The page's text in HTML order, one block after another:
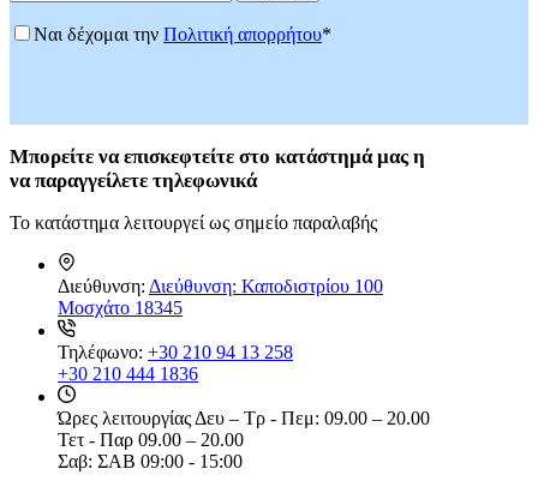
Ναι δέχομαι την Πολιτική απορρήτου*
Μπορείτε να επισκεφτείτε στο κατάστημά μας η
ναπαραγγείλετε τηλεφωνικά
Το κατάστημα λειτουργεί ως σημείο παραλαβής
Διεύθυνση: Διεύθυνση: Καποδιστρίου 100
Μοσχάτο 18345
Τηλέφωνο: +30 210 94 13 258
+30 210 444 1836
Ώρες λειτουργίας Δευ – Τρ - Πεμ: 09.00 – 20.00
Τετ - Παρ 09.00 – 20.00
Σαβ: ΣΑΒ 09:00 - 15:00